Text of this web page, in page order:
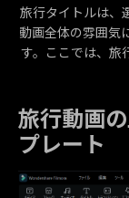
旅行タイトルは、
動画全体の雰囲気
す。ここでは、旅
旅行動画
プレート